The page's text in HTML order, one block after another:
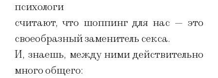
психологи
считают, что шоппинг для нас — это
своеобразный заменитель секса.
И, знаешь, между ними действительно
много общего: